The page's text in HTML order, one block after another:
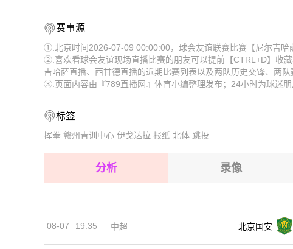
2026-08-15 【球会友谊】 尼尔吉哈萨VS西甘德
2026-08-15 【球会友谊】 尼尔吉哈萨VS西甘德
2026-08-15 【球会友谊】 尼尔吉哈萨VS西甘德
2026-08-14 【球会友谊】 尼尔吉哈萨VS西甘德
2026-08-15 【球会友谊】 尼尔吉哈萨VS西甘德
2026-08-15 【球会友谊】 尼尔吉哈萨VS西甘德
2026-08-15 【球会友谊】 尼尔吉哈萨VS西甘德
2026-08-15 【球会友谊】 尼尔吉哈萨VS西甘德
2026-08-14 【球会友谊】 尼尔吉哈萨VS西甘德
赛事源
①.北京时间2026-07-09 00:00:00，球会友谊联赛比赛【尼尔吉哈
②.喜欢看球会友谊现场直播比赛的朋友可以提前【CTRL+D】收
吉哈萨直播、西甘德直播的近期比赛列表以及两队历史交锋、两队
③.页面内容由『789直播网』体育小编整理发布；24小时为球迷
标签
挥拳 赣州青训中心 伊戈达拉 报纸 北体 跳投
分析 录像
08-07 19:35 中超 北京国安